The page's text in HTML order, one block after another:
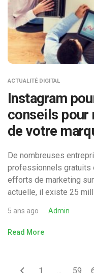
ACTUALITÉ DIGITAL
Instagram
conseils pour
de votre
De nombreuses
professionnels gratuits
efforts de marketing
actuelle, il existe 25
5 ans ago Admin
Read More
1 59